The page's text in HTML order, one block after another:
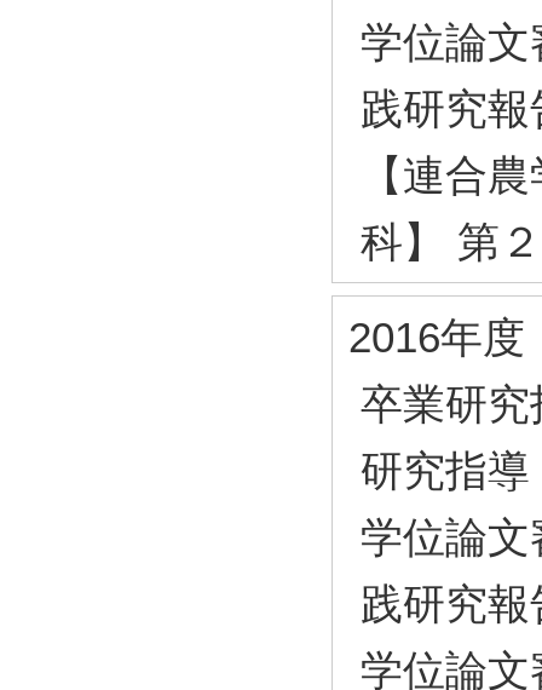
学位論
践研究
【連合
科】 第
2016年度
卒業研
研究指
学位論
践研究
学位論